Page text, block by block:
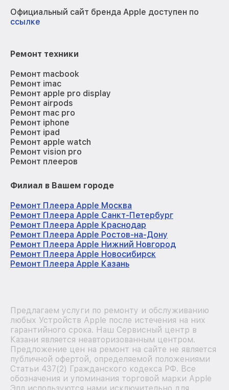
Официальный сайт бренда Apple доступен по
ссылке
Ремонт техники
Ремонт macbook
Ремонт imac
Ремонт apple pro display
Ремонт airpods
Ремонт mac pro
Ремонт iphone
Ремонт ipad
Ремонт apple watch
Ремонт vision pro
Ремонт плееров
Филиал в Вашем городе
Ремонт Плеера Apple Москва
Ремонт Плеера Apple Санкт-Петербург
Ремонт Плеера Apple Краснодар
Ремонт Плеера Apple Ростов-на-Дону
Ремонт Плеера Apple Нижний Новгород
Ремонт Плеера Apple Новосибирск
Ремонт Плеера Apple Казань
Предлагаем услуги по ремонту и обслуживанию
любых Устройств Apple после истечения на них
гарантийного срока. Наш Сервисный центр в
Казани является неавторизованным центром.
Предложение цен на ремонт на сайте не является
публичной офертой, определяемой положениями
Статьи 437(2) Гражданского кодекса РФ. Все
обозначения и упоминания торговой марки Apple